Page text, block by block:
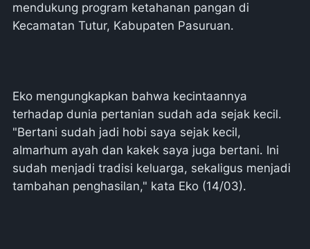
mendukung program ketahanan pangan di
Kecamatan Tutur, Kabupaten Pasuruan.
Eko mengungkapkan bahwa kecintaannya
terhadap dunia pertanian sudah ada sejak kecil.
"Bertani sudah jadi hobi saya sejak kecil,
almarhum ayah dan kakek saya juga bertani. Ini
sudah menjadi tradisi keluarga, sekaligus menjadi
tambahan penghasilan," kata Eko (14/03).